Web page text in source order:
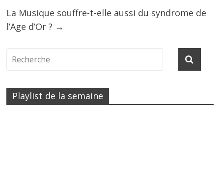
La Musique souffre-t-elle aussi du syndrome de
l’Age d’Or ? →
Playlist de la semaine